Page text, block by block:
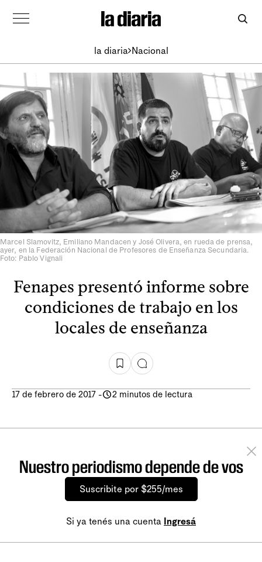
la diaria Nacional
Marcel Slamovitz, Emiliano Mandacen y José Olivera, en rueda de prensa,
ayer, en la Federación Nacional de Profesores de Enseñanza Secundaria.
Foto: Pablo Vignali
Fenapes presentó informe sobre
condiciones de trabajo en los
locales de enseñanza
17 de febrero de 2017 - 2 minutos de lectura
Nuestro periodismo depende de vos
Suscribite por $255/mes
Si ya tenés una cuenta Ingresá